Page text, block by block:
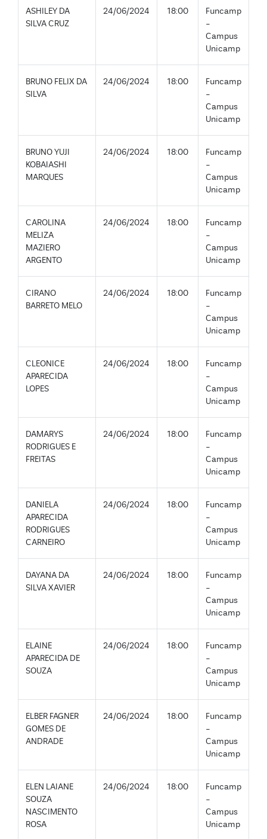
ASHILEY DA
SILVA CRUZ
24/06/2024 18:00
Funcamp
-
Campus
Unicamp
BRUNO FELIX DA
SILVA
24/06/2024 18:00
Funcamp
-
Campus
Unicamp
BRUNO YUJI
KOBAIASHI
MARQUES
24/06/2024 18:00
Funcamp
-
Campus
Unicamp
CAROLINA
MELIZA
MAZIERO
ARGENTO
24/06/2024 18:00
Funcamp
-
Campus
Unicamp
CIRANO
BARRETO MELO
24/06/2024 18:00
Funcamp
-
Campus
Unicamp
CLEONICE
APARECIDA
LOPES
24/06/2024 18:00
Funcamp
-
Campus
Unicamp
DAMARYS
RODRIGUES E
FREITAS
24/06/2024 18:00
Funcamp
-
Campus
Unicamp
DANIELA
APARECIDA
RODRIGUES
CARNEIRO
24/06/2024 18:00
Funcamp
-
Campus
Unicamp
DAYANA DA
SILVA XAVIER
24/06/2024 18:00
Funcamp
-
Campus
Unicamp
ELAINE
APARECIDA DE
SOUZA
24/06/2024 18:00
Funcamp
-
Campus
Unicamp
ELBER FAGNER
GOMES DE
ANDRADE
24/06/2024 18:00
Funcamp
-
Campus
Unicamp
ELEN LAIANE
SOUZA
NASCIMENTO
ROSA
24/06/2024 18:00
Funcamp
-
Campus
Unicamp